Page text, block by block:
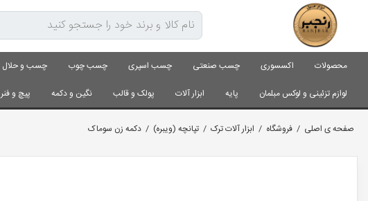
محصولات اکسسوری چسب صنعتی چسب اسپری چسب چوب چسب و حلال
لوازم تزئینی و لوکس مبلمان
پایه ابزار آلات پولک و قالب نگین و دکمه پیچ و فنر
صفحه ی اصلی / فروشگاه / ابزار آلات ترک / تپانچه (ویبره) / دکمه زن سوماک